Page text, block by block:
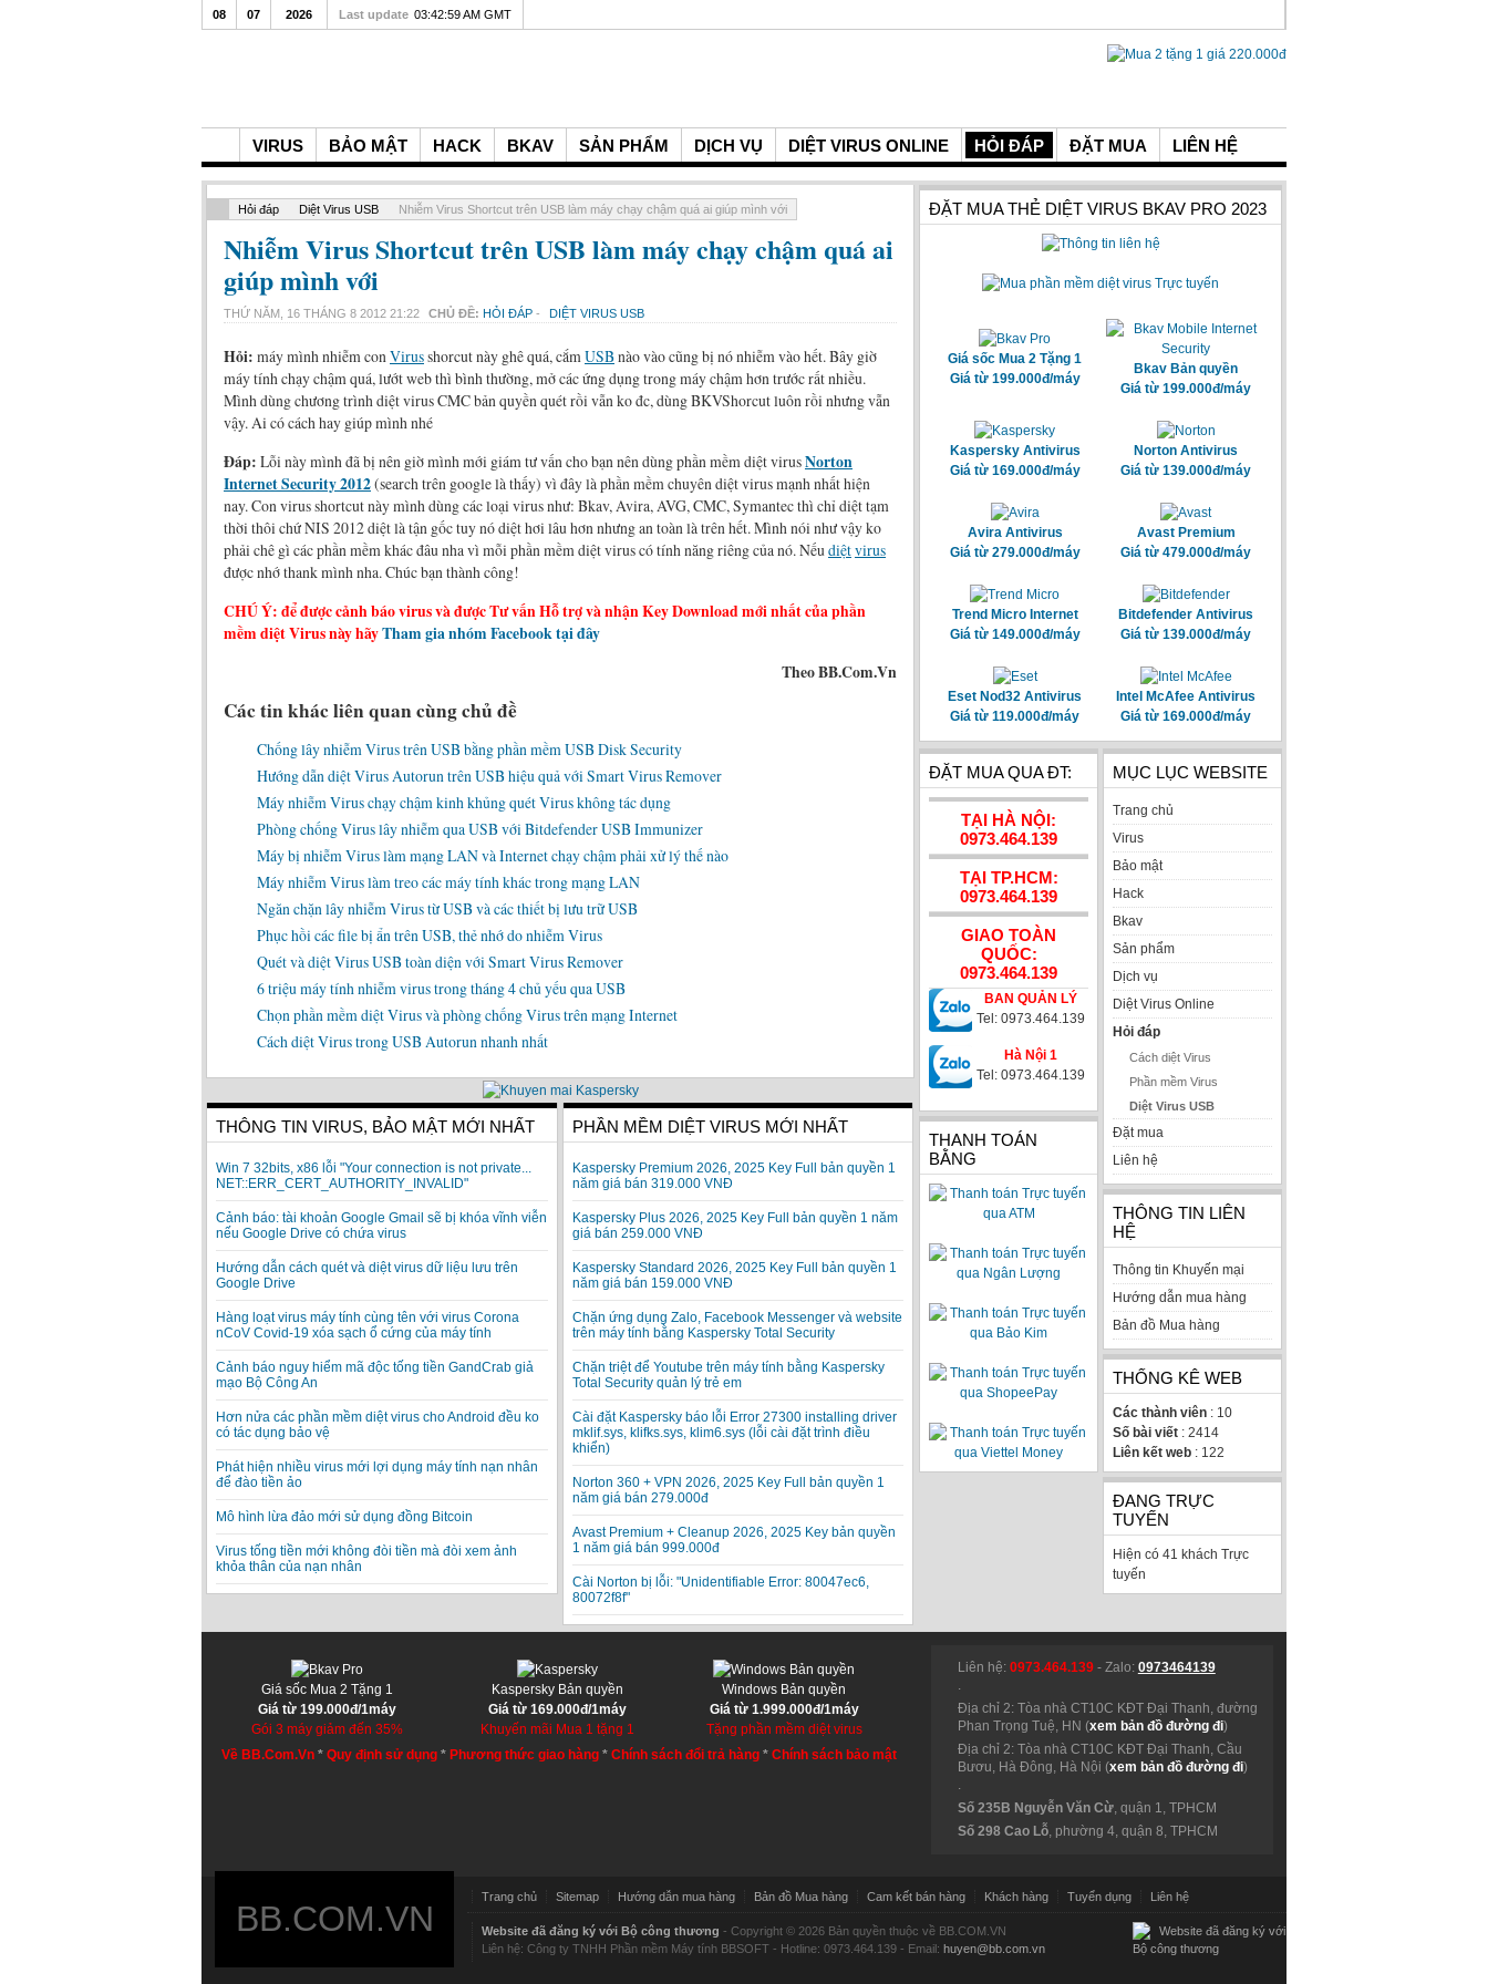
VIRUS BẢO MẬT HACK BKAV SẢN PHẨM DỊCH VỤ DIỆT VIRUS ONLINE HỎI ĐÁP ĐẶT MUA LIÊN HỆ
08 07 2026 Last update 03:42:59 AM GMT
Hỏi đáp Diệt Virus USB Nhiễm Virus Shortcut trên USB làm máy chạy chậm quá ai giúp mình với
Nhiễm Virus Shortcut trên USB làm máy chạy chậm quá ai
giúp mình với
THỨ NĂM, 16 THÁNG 8 2012 21:22 CHỦ ĐỀ: HỎI ĐÁP - DIỆT VIRUS USB
Hỏi: máy mình nhiễm conVirusshorcut này ghê quá, cắmUSBnào vào cũng bị nó nhiễm vào hết. Bây giờ
máy tính chạy chậm quá, lướt web thì bình thường, mở các ứng dụng trong máy chậm hơn trước rất nhiều.
Mình dùng chương trình diệt virus CMC bản quyền quét rồi vẫn ko đc, dùng BKVShorcut luôn rồi nhưng vẫn
vậy. Ai có cách hay giúp mình nhé
Đáp: Lỗi này mình đã bị nên giờ mình mới giám tư vấn cho bạn nên dùng phần mềm diệt virusNorton
Internet Security 2012(search trên google là thấy) vì đây là phần mềm chuyên diệt virus mạnh nhất hiện
nay. Con virus shortcut này mình dùng các loại virus như: Bkav, Avira, AVG, CMC, Symantec thì chỉ diệt tạm
thời thôi chứ NIS 2012 diệt là tận gốc tuy nó diệt hơi lâu hơn nhưng an toàn là trên hết. Mình nói như vậy ko
phải chê gì các phần mềm khác đâu nha vì mỗi phần mềm diệt virus có tính năng riêng của nó. Nếudiệtvirus
được nhớ thank mình nha. Chúc bạn thành công!
CHÚ Ý: để được cảnh báo virus và được Tư vấn Hỗ trợ và nhận Key Download mới nhất của phần
mềm diệt Virus này hãyTham gia nhóm Facebook tại đây
Theo BB.Com.Vn
Các tin khác liên quan cùng chủ đề
Chống lây nhiễm Virus trên USB bằng phần mềm USB Disk Security
Hướng dẫn diệt Virus Autorun trên USB hiệu quả với Smart Virus Remover
Máy nhiễm Virus chạy chậm kinh khủng quét Virus không tác dụng
Phòng chống Virus lây nhiễm qua USB với Bitdefender USB Immunizer
Máy bị nhiễm Virus làm mạng LAN và Internet chạy chậm phải xử lý thế nào
Máy nhiễm Virus làm treo các máy tính khác trong mạng LAN
Ngăn chặn lây nhiễm Virus từ USB và các thiết bị lưu trữ USB
Phục hồi các file bị ẩn trên USB, thẻ nhớ do nhiễm Virus
Quét và diệt Virus USB toàn diện với Smart Virus Remover
6 triệu máy tính nhiễm virus trong tháng 4 chủ yếu qua USB
Chọn phần mềm diệt Virus và phòng chống Virus trên mạng Internet
Cách diệt Virus trong USB Autorun nhanh nhất
THÔNG TIN VIRUS, BẢO MẬT MỚI NHẤT
Win 7 32bits, x86 lỗi "Your connection is not private...
NET::ERR_CERT_AUTHORITY_INVALID"
Cảnh báo: tài khoản Google Gmail sẽ bị khóa vĩnh viễn
nếu Google Drive có chứa virus
Hướng dẫn cách quét và diệt virus dữ liệu lưu trên
Google Drive
Hàng loạt virus máy tính cùng tên với virus Corona
nCoV Covid-19 xóa sạch ổ cứng của máy tính
Cảnh báo nguy hiểm mã độc tống tiền GandCrab giả
mạo Bộ Công An
Hơn nửa các phần mềm diệt virus cho Android đều ko
có tác dụng bảo vệ
Phát hiện nhiều virus mới lợi dụng máy tính nạn nhân
để đào tiền ảo
Mô hình lừa đảo mới sử dụng đồng Bitcoin
Virus tống tiền mới không đòi tiền mà đòi xem ảnh
khỏa thân của nạn nhân
PHẦN MỀM DIỆT VIRUS MỚI NHẤT
Kaspersky Premium 2026, 2025 Key Full bản quyền 1
năm giá bán 319.000 VNĐ
Kaspersky Plus 2026, 2025 Key Full bản quyền 1 năm
giá bán 259.000 VNĐ
Kaspersky Standard 2026, 2025 Key Full bản quyền 1
năm giá bán 159.000 VNĐ
Chặn ứng dụng Zalo, Facebook Messenger và website
trên máy tính bằng Kaspersky Total Security
Chặn triệt để Youtube trên máy tính bằng Kaspersky
Total Security quản lý trẻ em
Cài đặt Kaspersky báo lỗi Error 27300 installing driver
mklif.sys, klifks.sys, klim6.sys (lỗi cài đặt trình điều
khiển)
Norton 360 + VPN 2026, 2025 Key Full bản quyền 1
năm giá bán 279.000đ
Avast Premium + Cleanup 2026, 2025 Key bản quyền
1 năm giá bán 999.000đ
Cài Norton bị lỗi: "Unidentifiable Error: 80047ec6,
80072f8f"
ĐẶT MUA THẺ DIỆT VIRUS BKAV PRO 2023
Giá sốc Mua 2 Tặng 1
Giá từ 199.000đ/máy
Bkav Bản quyền
Giá từ 199.000đ/máy
Kaspersky Antivirus
Giá từ 169.000đ/máy
Norton Antivirus
Giá từ 139.000đ/máy
Avira Antivirus
Giá từ 279.000đ/máy
Avast Premium
Giá từ 479.000đ/máy
Trend Micro Internet
Giá từ 149.000đ/máy
Bitdefender Antivirus
Giá từ 139.000đ/máy
Eset Nod32 Antivirus
Giá từ 119.000đ/máy
Intel McAfee Antivirus
Giá từ 169.000đ/máy
ĐẶT MUA QUA ĐT:
TẠI HÀ NỘI:
0973.464.139
TẠI TP.HCM:
0973.464.139
GIAO TOÀN
QUỐC:
0973.464.139
BAN QUẢN LÝ
Tel: 0973.464.139
Hà Nội 1
Tel: 0973.464.139
THANH TOÁN
BẰNG
MỤC LỤC WEBSITE
Trang chủ
Virus
Bảo mật
Hack
Bkav
Sản phẩm
Dịch vụ
Diệt Virus Online
Hỏi đáp
Cách diệt Virus
Phần mềm Virus
Diệt Virus USB
Đặt mua
Liên hệ
THÔNG TIN LIÊN
HỆ
Thông tin Khuyến mại
Hướng dẫn mua hàng
Bản đồ Mua hàng
THỐNG KÊ WEB
Các thành viên : 10
Số bài viết : 2414
Liên kết web : 122
ĐANG TRỰC
TUYẾN
Hiện có 41 khách Trực
tuyến
Giá sốc Mua 2 Tặng 1
Giá từ 199.000đ/1máy
Gói 3 máy giảm đến 35%
Kaspersky Bản quyền
Giá từ 169.000đ/1máy
Khuyến mãi Mua 1 tặng 1
Windows Bản quyền
Giá từ 1.999.000đ/1máy
Tặng phần mềm diệt virus
Về BB.Com.Vn *Quy định sử dụng * Phương thức giao hàng *Chính sách đổi trả hàng *Chính sách bảo mật
Liên hệ: 0973.464.139- Zalo: 0973464139
.
Địa chỉ 2: Tòa nhà CT10C KĐT Đại Thanh, đường
Phan Trọng Tuệ, HN (xem bản đồ đường đi)
Địa chỉ 2: Tòa nhà CT10C KĐT Đại Thanh, Cầu
Bươu, Hà Đông, Hà Nội (xem bản đồ đường đi)
.
Số 235B Nguyễn Văn Cừ, quận 1, TPHCM
Số 298 Cao Lỗ, phường 4, quận 8, TPHCM
BB.COM.VN
Trang chủ Sitemap Hướng dẫn mua hàng Bản đồ Mua hàng Cam kết bán hàng Khách hàng Tuyển dụng Liên hệ
Website đã đăng ký với Bộ công thương - Copyright © 2026 Bản quyền thuộc về BB.COM.VN
Liên hệ: Công ty TNHH Phần mềm Máy tính BBSOFT - Hotline: 0973.464.139 - Email: huyen@bb.com.vn